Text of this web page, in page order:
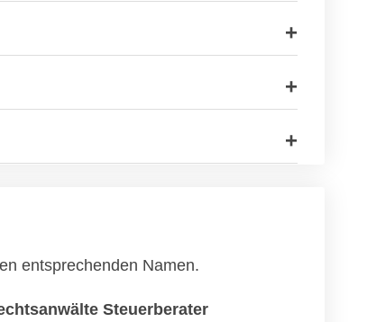
entsprechenden Namen.
Steuerberater